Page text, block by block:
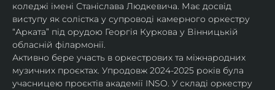
коледжі імені Станіслава Людкевича. Має досвід
виступу як солістка у супроводі камерного оркестру
“Арката” під орудою Георгія Куркова у Вінницькій
обласній філармонії.
Активно бере участь в оркестрових та міжнародних
музичних проєктах. Упродовж 2024-2025 років була
учасницею проєктів академії INSO. У складі оркестру